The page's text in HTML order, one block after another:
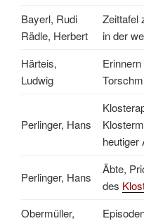
Bayerl, Rudi
Rädle, Herbert
Zeittafel
in der
Härteis,
Ludwig
Perlinger, Hans
heutiger
Perlinger, Hans
Äbte,
des
Obermüller,